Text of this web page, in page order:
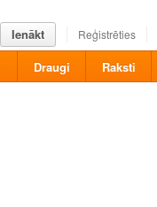
Ienākt Reģistrēties
Draugi Raksti